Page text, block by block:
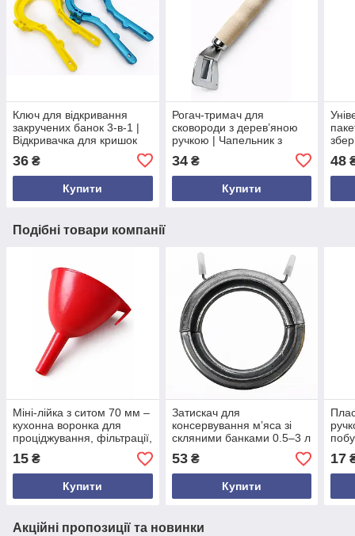
Ключ для відкривання
закручених банок 3-в-1 |
Відкривачка для кришок
Універсальний кухонний
інструмент з ПП пла
36 ₴
Купити
Рогач-тримач для
сковороди з дерев’яною
ручкою | Чапельник з
металу 18,5 см | Знімна
ручка для гарячих
сковорідок та сотейників
34₴
Купити
48
Подібні товари компанії
Міні-лійка з ситом 70 мм –
кухонна воронка для
проціджування, фільтрації,
настоювання дистилятів
15 ₴
Купити
Затискач для
консервування м’яса зі
скляними банками 0.5–3 л
– алюмінієвий фіксатор
кришок для домашньої
стерилізації
53₴
Купити
17
Акційні пропозиції та новинки